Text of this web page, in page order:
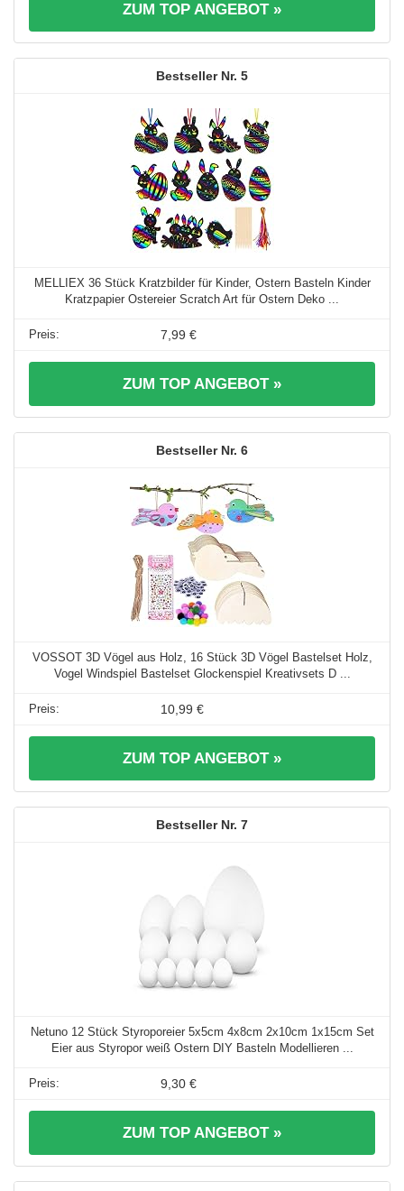
ZUM TOP ANGEBOT »
5
MELLIEX 36 Stück Kratzbilder für Kinder, Ostern Basteln Kinder
Kratzpapier Ostereier Scratch Art für Ostern Deko ...
7,99 €
ZUM TOP ANGEBOT »
6
VOSSOT 3D Vögel aus Holz, 16 Stück 3D Vögel Bastelset Holz,
Vogel Windspiel Bastelset Glockenspiel Kreativsets D ...
10,99 €
ZUM TOP ANGEBOT »
7
Netuno 12 Stück Styroporeier 5x5cm 4x8cm 2x10cm 1x15cm Set
Eier aus Styropor weiß Ostern DIY Basteln Modellieren ...
9,30 €
ZUM TOP ANGEBOT »